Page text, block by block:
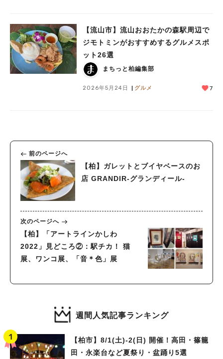
【流山市】流山おおたかの森駅周辺で
ジモトミンがおすすめするグルメスポ
ット26選
まちっと柏編集部
2026年5月24日 グルメ 7
前のページへ
【柏】ガレットとブイヤベースのお
店 GRANDIR‐グランディール‐
次のページへ
【柏】「アートラインかしわ
2022」見どころ②：駅チカ！ 猫
展、ワンコ展、「音＊色」展
週間人気記事ランキング
【柏市】8/1(土)‐2(日) 開催！高田・篠籠
田・永楽台など夏祭り・盆踊り5選